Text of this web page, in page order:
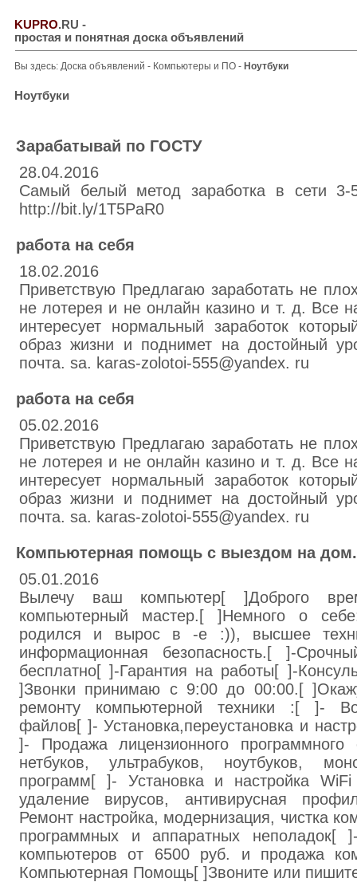
KUPRO.RU -
простая и понятная доска объявлений
Вы здесь: Доска объявлений - Компьютеры и ПО - Ноутбуки
Ноутбуки
Зарабатывай по ГОСТУ
28.04.2016
Самый белый метод заработка в сети 3-
http://bit.ly/1T5PaR0
работа на себя
18.02.2016
Приветствую Предлагаю заработать не
не лотерея и не онлайн казино и т. д. Все
интересует нормальный заработок
образ жизни и поднимет на достойный
почта. sa. karas-zolotoi-555@yandex. ru
работа на себя
05.02.2016
Приветствую Предлагаю заработать не
не лотерея и не онлайн казино и т. д. Все
интересует нормальный заработок
образ жизни и поднимет на достойный
почта. sa. karas-zolotoi-555@yandex. ru
Компьютерная помощь с выездом на
05.01.2016
Вылечу ваш компьютер[ ]Доброго
компьютерный мастер.[ ]Немного о
родился и вырос в -е :)), высшее
информационная безопасность.[ ]-
бесплатно[ ]-Гарантия на работы[ ]-
]Звонки принимаю с 9:00 до 00:00.[
ремонту компьютерной техники :[ ]-
файлов[ ]- Установка,переустановка и
]- Продажа лицензионного
нетбуков, ультрабуков, ноутбуков,
программ[ ]- Установка и настройка
удаление вирусов, антивирусная
Ремонт настройка, модернизация, чистка
программных и аппаратных неполадок[
компьютеров от 6500 руб. и продажа
Компьютерная Помощь[ ]Звоните или